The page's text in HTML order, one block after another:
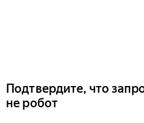
Подтвердите, что
не робот